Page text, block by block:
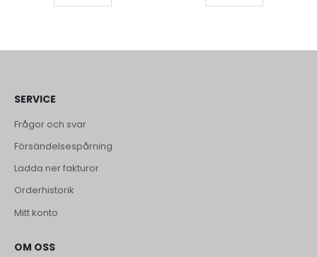
SERVICE
Frågor och svar
Försändelsespårning
Ladda ner fakturor
Orderhistorik
Mitt konto
OM OSS